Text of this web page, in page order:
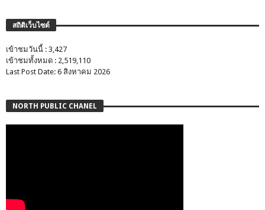
สถิติเว็บไซต์
เข้าชมวันนี้ : 3,427
เข้าชมทั้งหมด : 2,519,110
Last Post Date: 6 สิงหาคม 2026
NORTH PUBLIC CHANEL